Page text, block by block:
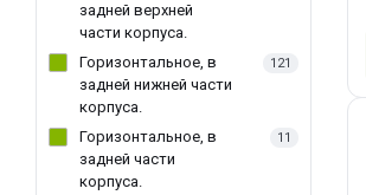
задней верхней
части корпуса.
Горизонтальное, в
задней нижней части
корпуса.
121
Горизонтальное, в
задней части
корпуса.
11